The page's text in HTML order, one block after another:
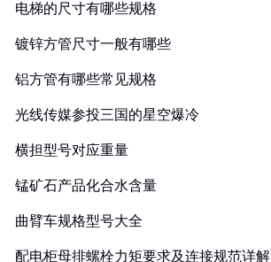
电梯的尺寸有哪些规格
镀锌方管尺寸一般有哪些
铝方管有哪些常见规格
光线传媒参投三国的星空爆冷
横担型号对应重量
锰矿石产品化合水含量
曲臂车规格型号大全
配电柜母排螺栓力矩要求及连接规范详解